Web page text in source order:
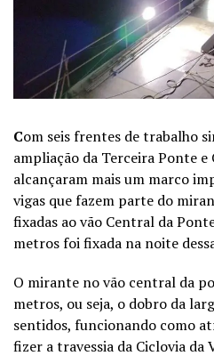
Com seis frentes de trabalho
ampliação da Terceira Ponte e
alcançaram mais um marco
vigas que fazem parte do
fixadas ao vão Central da
metros foi fixada na noite
O mirante no vão central da
metros, ou seja, o dobro da
sentidos, funcionando como
fizer a travessia da Ciclovia da